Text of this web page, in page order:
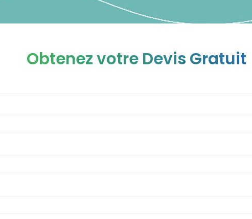
Obtenez votre Devis Gratuit